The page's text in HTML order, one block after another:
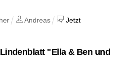
Andreas
Jetzt
"Ella & Ben und